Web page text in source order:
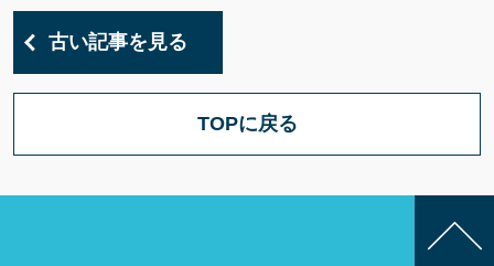
古い記事を見る
TOPに戻る